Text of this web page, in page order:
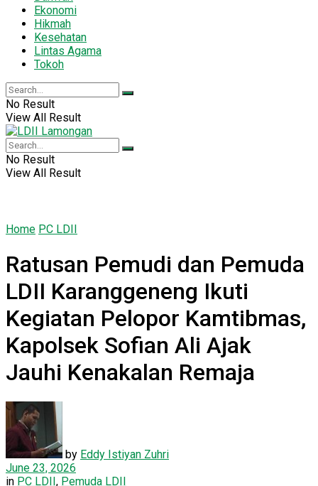
Ekonomi
Hikmah
Kesehatan
Lintas Agama
Tokoh
No Result
View All Result
No Result
View All Result
Home PC LDII
Ratusan Pemudi dan Pemuda
LDII Karanggeneng Ikuti
Kegiatan Pelopor Kamtibmas,
Kapolsek Sofian Ali Ajak
Jauhi Kenakalan Remaja
by Eddy Istiyan Zuhri
June 23, 2026
in PC LDII, Pemuda LDII